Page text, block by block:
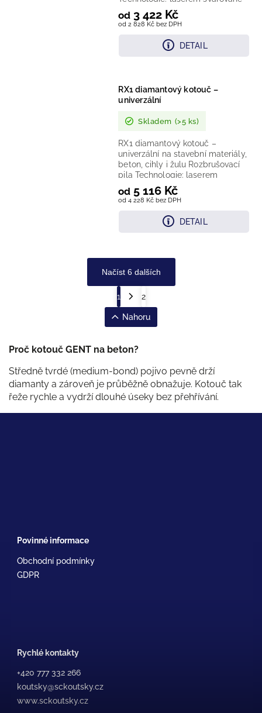
od 2 828 Kč bez DPH
od 3 422 Kč
DETAIL
segmenty, výška segmentu
10 mm...
RX1 diamantový kotouč –
univerzální
Skladem (>5 ks)
od 4 228 Kč bez DPH
od 5 116 Kč
DETAIL
RX1 diamantový kotouč –
univerzální na stavební materiály,
beton, cihly i žulu Rozbrušovací
pila Technologie: laserem
svařované segmenty Provedení:...
Načíst 6 dalších
1 2
Nahoru
Proč kotouč GENT na beton?
Středně tvrdé (medium-bond) pojivo pevně drží
diamanty a zároveň je průběžně obnažuje. Kotouč tak
řeže rychle a vydrží dlouhé úseky bez přehřívání.
Povinné informace
Obchodní podmínky
GDPR
Rychlé kontakty
+420 777 332 266
koutsky@sckoutsky.cz
www.sckoutsky.cz